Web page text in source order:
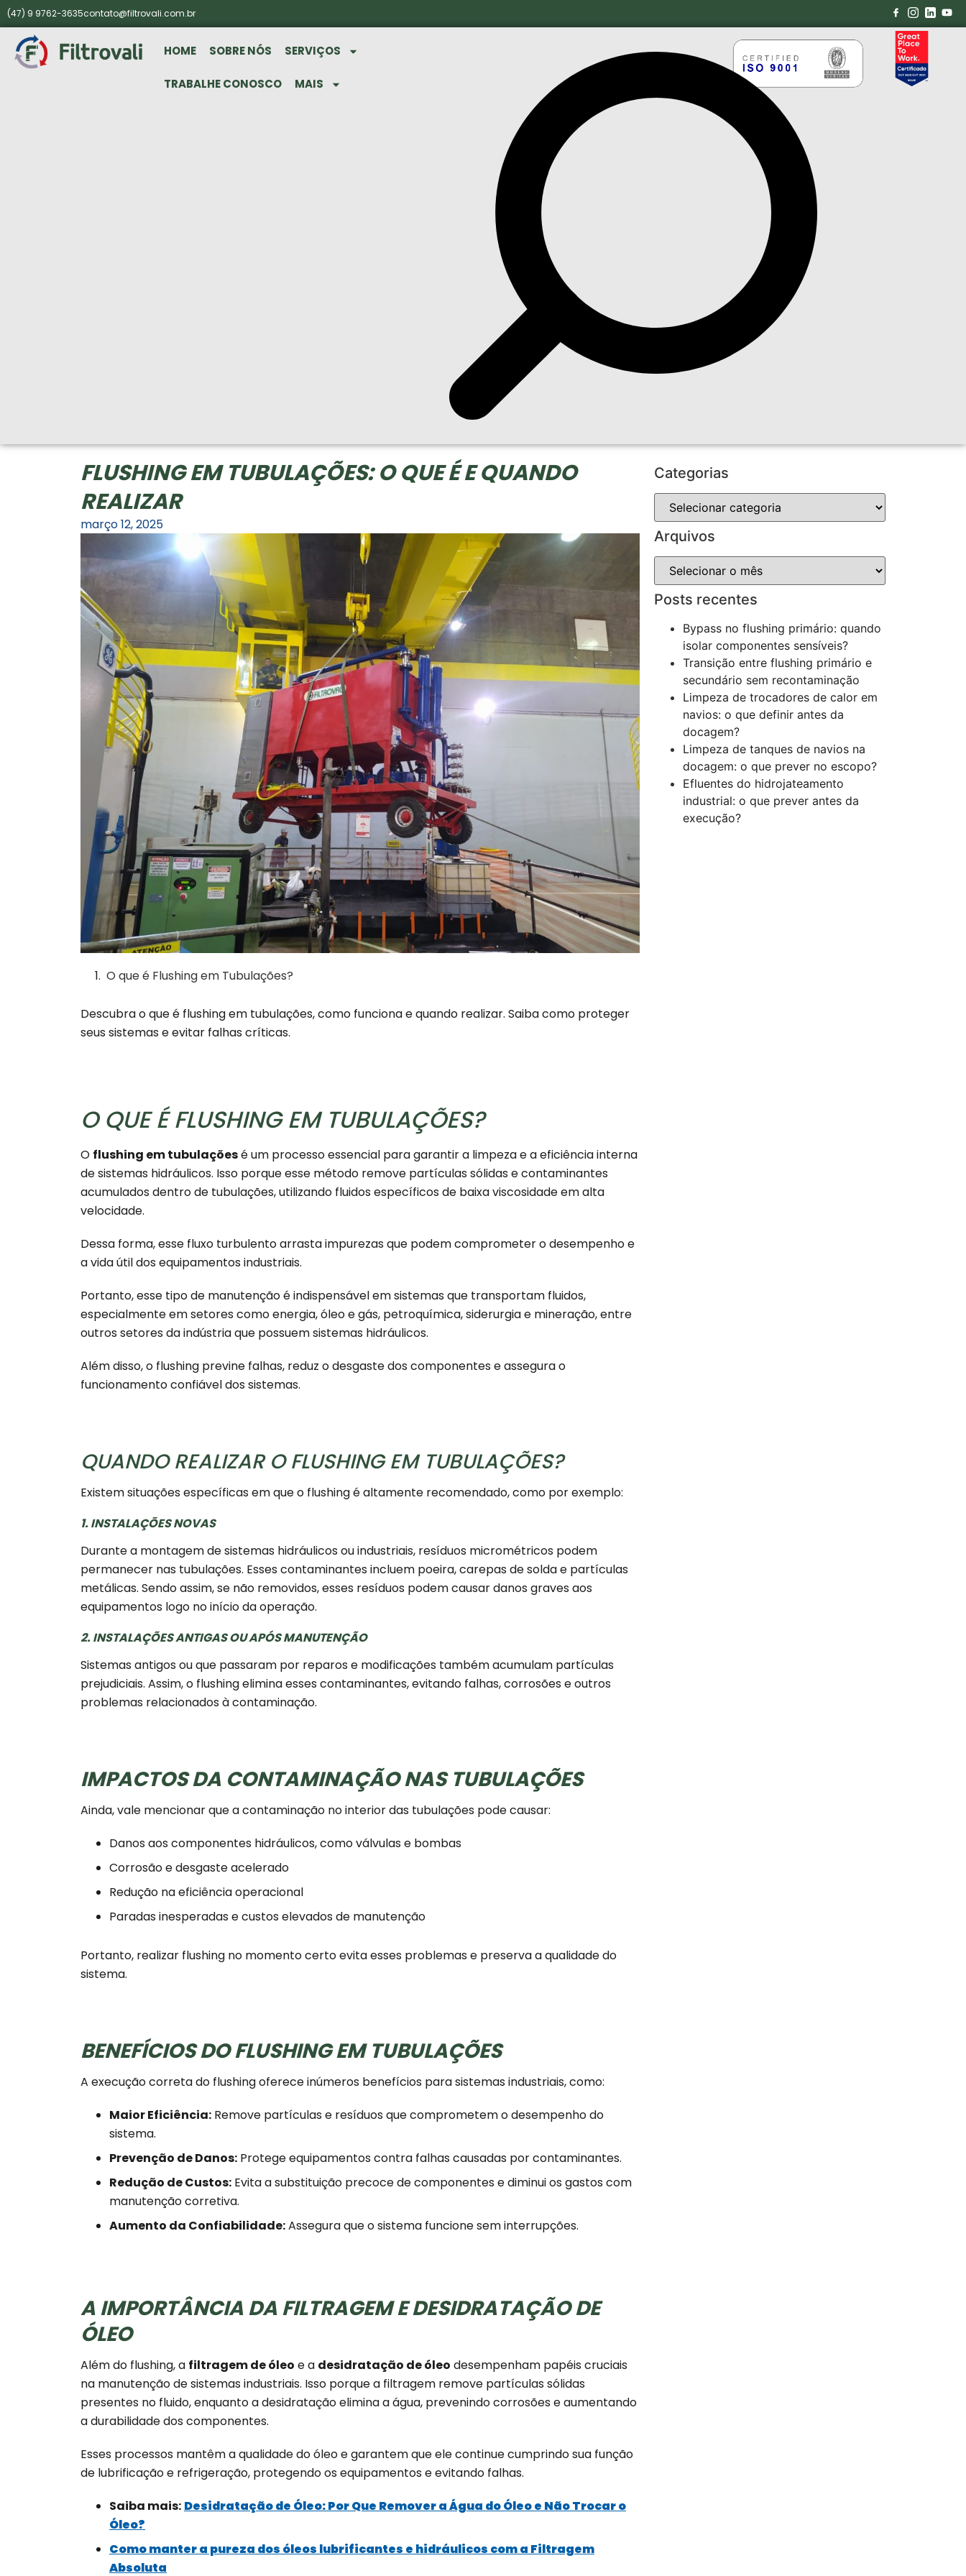
(47) 9 9762-3635contato@filtrovali.com.br
HOME SOBRE NÓS SERVIÇOS
TRABALHE CONOSCO MAIS
FLUSHING EM TUBULAÇÕES: O QUE É E QUANDO
REALIZAR
março 12, 2025
O que é Flushing em Tubulações?
Descubra o que é flushing em tubulações, como funciona e quando realizar. Saiba como proteger
seus sistemas e evitar falhas críticas.
O QUE É FLUSHING EM TUBULAÇÕES?
O flushing em tubulaçõesé um processo essencial para garantir a limpeza e a eficiência interna
de sistemas hidráulicos. Isso porque esse método remove partículas sólidas e contaminantes
acumulados dentro de tubulações, utilizando fluidos específicos de baixa viscosidade em alta
velocidade.
Dessa forma, esse fluxo turbulento arrasta impurezas que podem comprometer o desempenho e
a vida útil dos equipamentos industriais.
Portanto, esse tipo de manutenção é indispensável em sistemas que transportam fluidos,
especialmente em setores como energia, óleo e gás, petroquímica, siderurgia e mineração, entre
outros setores da indústria que possuem sistemas hidráulicos.
Além disso, o flushing previne falhas, reduz o desgaste dos componentes e assegura o
funcionamento confiável dos sistemas.
QUANDO REALIZAR O FLUSHING EM TUBULAÇÕES?
Existem situações específicas em que o flushing é altamente recomendado, como por exemplo:
1. INSTALAÇÕES NOVAS
Durante a montagem de sistemas hidráulicos ou industriais, resíduos micrométricos podem
permanecer nas tubulações. Esses contaminantes incluem poeira, carepas de solda e partículas
metálicas. Sendo assim, se não removidos, esses resíduos podem causar danos graves aos
equipamentos logo no início da operação.
2. INSTALAÇÕES ANTIGAS OU APÓS MANUTENÇÃO
Sistemas antigos ou que passaram por reparos e modificações também acumulam partículas
prejudiciais. Assim, o flushing elimina esses contaminantes, evitando falhas, corrosões e outros
problemas relacionados à contaminação.
IMPACTOS DA CONTAMINAÇÃO NAS TUBULAÇÕES
Ainda, vale mencionar que a contaminação no interior das tubulações pode causar:
Danos aos componentes hidráulicos, como válvulas e bombas
Corrosão e desgaste acelerado
Redução na eficiência operacional
Paradas inesperadas e custos elevados de manutenção
Portanto, realizar flushing no momento certo evita esses problemas e preserva a qualidade do
sistema.
BENEFÍCIOS DO FLUSHING EM TUBULAÇÕES
A execução correta do flushing oferece inúmeros benefícios para sistemas industriais, como:
Maior Eficiência: Remove partículas e resíduos que comprometem o desempenho do
sistema.
Prevenção de Danos: Protege equipamentos contra falhas causadas por contaminantes.
Redução de Custos: Evita a substituição precoce de componentes e diminui os gastos com
manutenção corretiva.
Aumento da Confiabilidade:Assegura que o sistema funcione sem interrupções.
A IMPORTÂNCIA DA FILTRAGEM E DESIDRATAÇÃO DE
ÓLEO
Além do flushing, a filtragem de óleo e a desidratação de óleo desempenham papéis cruciais
na manutenção de sistemas industriais. Isso porque a filtragem remove partículas sólidas
presentes no fluido, enquanto a desidratação elimina a água, prevenindo corrosões e aumentando
a durabilidade dos componentes.
Esses processos mantêm a qualidade do óleo e garantem que ele continue cumprindo sua função
de lubrificação e refrigeração, protegendo os equipamentos e evitando falhas.
Saiba mais: Desidratação de Óleo: Por Que Remover a Água do Óleo e Não Trocar o
Óleo?
Como manter a pureza dos óleos lubrificantes e hidráulicos com a Filtragem
Absoluta
Categorias
Arquivos
Posts recentes
Bypass no flushing primário: quando
isolar componentes sensíveis?
Transição entre flushing primário e
secundário sem recontaminação
Limpeza de trocadores de calor em
navios: o que definir antes da
docagem?
Limpeza de tanques de navios na
docagem: o que prever no escopo?
Efluentes do hidrojateamento
industrial: o que prever antes da
execução?